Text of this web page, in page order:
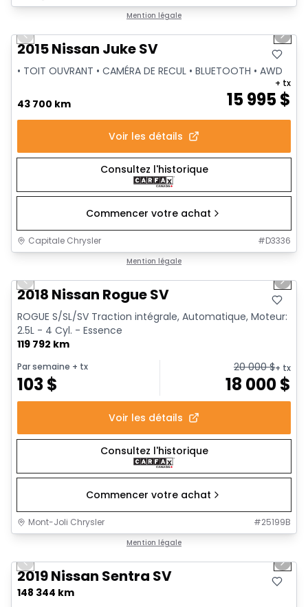
Mention légale
Vidéo disponible
Previous slide Next
2015 Nissan Juke SV
• TOIT OUVRANT • CAMÉRA DE RECUL • BLUETOOTH • AWD
43 700 km 15 995$
+ tx
Voir les détails
Consultez l'historique
Commencer votre achat
Capitale Chrysler #D3336
Mention légale
Vidéo disponible
Previous slide Next
2018 Nissan Rogue SV
ROGUE S/SL/SV Traction intégrale, Automatique, Moteur:
2.5L - 4 Cyl. - Essence
119 792 km
Par semaine + tx
103$
20 000$+ tx
18 000$
Voir les détails
Consultez l'historique
Commencer votre achat
Mont-Joli Chrysler #25199B
Mention légale
Previous slide Next
2019 Nissan Sentra SV
148 344 km